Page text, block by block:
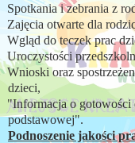
Spotkania i zebrania z
Zajęcia otwarte dla
Wgląd do teczek prac
Uroczystości
Wnioski oraz
dzieci,
"Informacja o gotowości
podstawowej".
Podnoszenie jakości